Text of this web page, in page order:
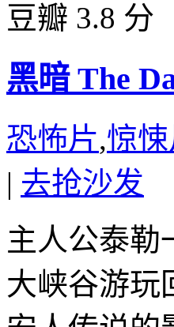
豆瓣 3.8 分
黑暗 The
恐怖片,惊悚
| 去抢沙发
主人公泰勒
大峡谷游玩